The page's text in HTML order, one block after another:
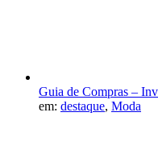
Guia de Compras –
em: destaque, Moda